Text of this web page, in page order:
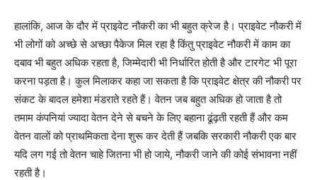
हालांकि, आज के दौर में प्राइवेट नौकरी का भी बहुत क्रेज है। प्राइवेट नौकरी में
भी लोगों को अच्छे से अच्छा पैकेज मिल रहा है किंतु प्राइवेट नौकरी में काम का
दबाव भी बहुत अधिक रहता है, जिम्मेदारी भी निर्धारित होती है और टारगेट भी पूरा
करना पड़ता है। कुल मिलाकर कहा जा सकता है कि प्राइवेट क्षेत्र की नौकरी पर
संकट के बादल हमेशा मंडराते रहते हैं। वेतन जब बहुत अधिक हो जाता है तो
तमाम कंपनियां ज्यादा वेतन देने से बचने के लिए बहाना ढूंढ़ती रहती हैं और कम
वेतन वालों को प्राथमिकता देना शुरू कर देती हैं जबकि सरकारी नौकरी एक बार
यदि लग गई तो वेतन चाहे जितना भी हो जाये, नौकरी जाने की कोई संभावना नहीं
रहती है।